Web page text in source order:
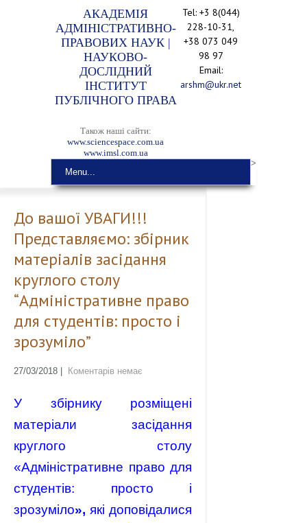
АКАДЕМІЯ
АДМІНІСТРАТИВНО-
ПРАВОВИХ НАУК |
НАУКОВО-
ДОСЛІДНИЙ
ІНСТИТУТ
ПУБЛІЧНОГО ПРАВА
Також наші сайти:
www.sciencespace.com.ua
www.imsl.com.ua
Tel: +3 8(044)
228-10-31,
+38 073 049
98 97
Email:
arshm@ukr.net
Menu...
>
До вашої УВАГИ!!!
Представляємо: збірник
матеріалів засідання
круглого столу
“Адміністративне право
для студентів: просто і
зрозуміло”
27/03/2018 Коментарів немає
У збірнику розміщені
матеріали засідання
круглого столу
«Адміністративне право для
студентів: просто і
зрозуміло», які доповідалися